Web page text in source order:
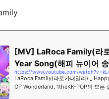
[MV] LaRoca Family(라
Year Song(해피 뉴이어
https://www.youtube.com/
LaRoca Family(라로카패밀리) _
OP Wonderland, 1theKK-POP의 모든